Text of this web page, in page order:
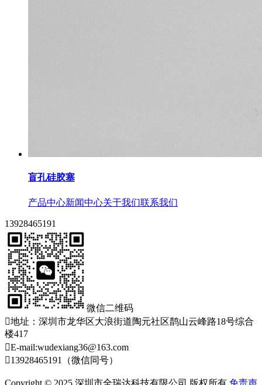
盲孔硅胶塞
产品中心新闻中心关于我们联系我们
13928465191
微信二维码
地址：深圳市龙华区大浪街道陶元社区鹊山云峰路18号综合
楼417
E-mail:wudexiang36@163.com
13928465191（微信同号）
Copyright © 2025 深圳市全瑞达科技有限公司 版权所有 免责声